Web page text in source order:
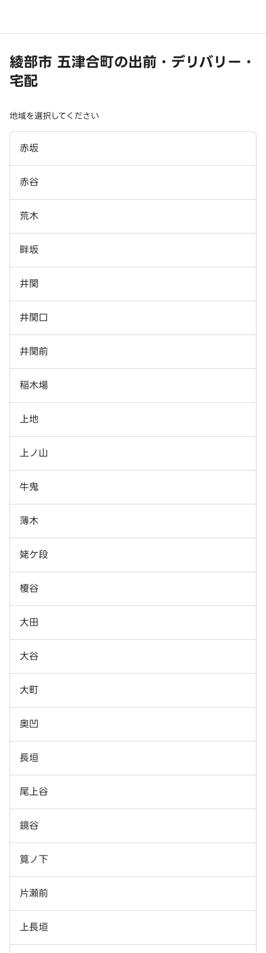
綾部市 五津合町の出前・デリバリー・
宅配
地域を選択してください
赤坂
赤谷
荒木
畔坂
井関
井関口
井関前
稲木場
上地
上ノ山
牛鬼
薄木
姥ケ段
榎谷
大田
大谷
大町
奥凹
長垣
尾上谷
鏡谷
筧ノ下
片瀬前
上長垣